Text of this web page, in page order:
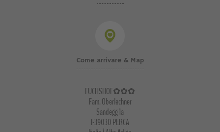
Come arrivare & Map
FUCHSHOF✿✿✿
Fam. Oberlechner
Sandegg 1a
I-39030 PERCA